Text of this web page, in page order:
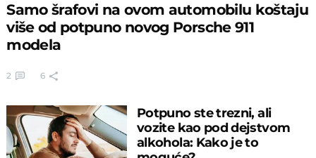
Samo šrafovi na ovom automobilu koštaju
više od potpuno novog Porsche 911
modela
2 6
Potpuno ste trezni, ali
vozite kao pod dejstvom
alkohola: Kako je to